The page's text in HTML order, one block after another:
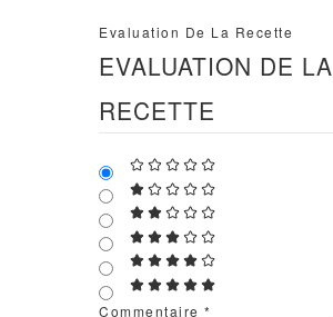
Evaluation De La Recette
EVALUATION DE LA
RECETTE
Commentaire*